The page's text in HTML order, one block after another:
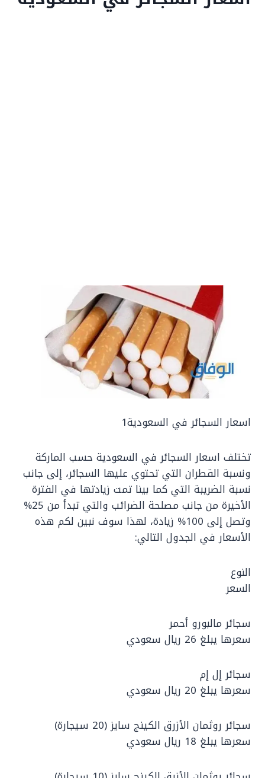
اسعار السجائر في السعودية1
تختلف اسعار السجائر في السعودية حسب الماركة
ونسبة القطران التي تحتوي عليها السجائر، إلى جانب
نسبة الضريبة التي كما بينا تمت زيادتها في الفترة
الأخيرة من جانب مصلحة الضرائب والتي تبدأ من 25%
وتصل إلى 100% زيادة، لهذا سوف نبين لكم هذه
الأسعار في الجدول التالي:
النوع
السعر
سجائر مالبورو أحمر
سعرها يبلغ 26 ريال سعودي
سجائر إل إم
سعرها يبلغ 20 ريال سعودي
سجائر روثمان الأزرق الكينج سايز (20 سيجارة)
سعرها يبلغ 18 ريال سعودي